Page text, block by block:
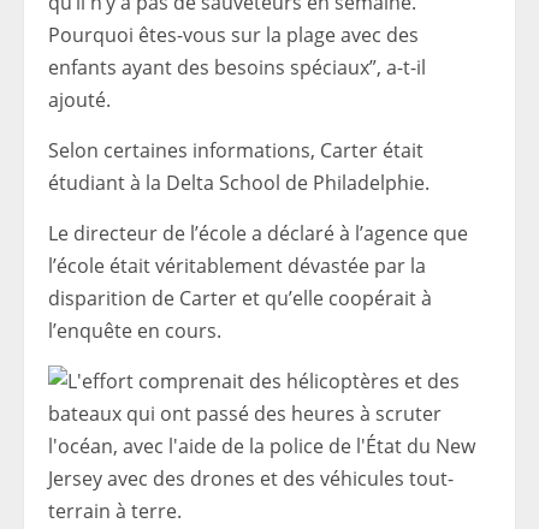
Pourquoi êtes-vous sur la plage avec des
enfants ayant des besoins spéciaux”, a-t-il
ajouté.
Selon certaines informations, Carter était
étudiant à la Delta School de Philadelphie.
Le directeur de l’école a déclaré à l’agence que
l’école était véritablement dévastée par la
disparition de Carter et qu’elle coopérait à
l’enquête en cours.